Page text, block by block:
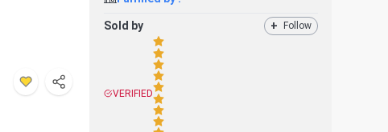
Sold by + Follow
VERIFIED